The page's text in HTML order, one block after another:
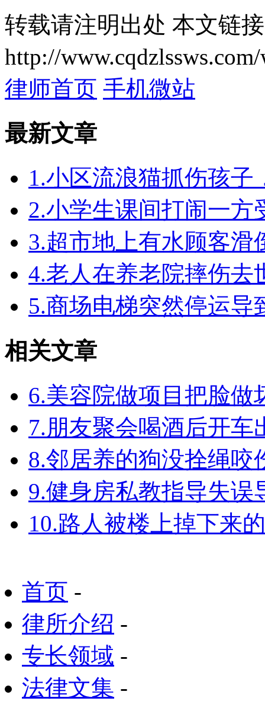
转载请注明出处 本文链
http://
律师首页 手机微站
最新文章
1.小区流浪猫抓伤孩子
2.小学生课间打闹一
3.超市地上有水顾客
4.老人在养老院摔伤去
5.商场电梯突然停运
相关文章
6.美容院做项目把脸做
7.朋友聚会喝酒后开
8.邻居养的狗没拴绳
9.健身房私教指导失
10.路人被楼上掉下来
首页 -
律所介绍 -
专长领域 -
法律文集 -